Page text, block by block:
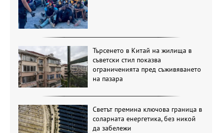
Търсенето в Китай на жилища в
съветски стил показва
ограниченията пред съживяването
на пазара
Светът премина ключова граница в
соларната енергетика, без никой
да забележи